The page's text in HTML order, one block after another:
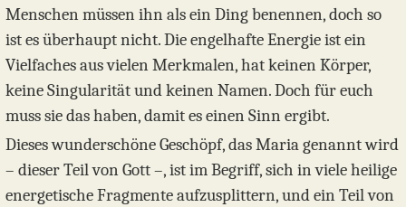
Menschen müssen ihn als ein Ding benennen, doch so
ist es überhaupt nicht. Die engelhafte Energie ist ein
Vielfaches aus vielen Merkmalen, hat keinen Körper,
keine Singularität und keinen Namen. Doch für euch
muss sie das haben, damit es einen Sinn ergibt.
Dieses wunderschöne Geschöpf, das Maria genannt wird
– dieser Teil von Gott –, ist im Begriff, sich in viele heilige
energetische Fragmente aufzusplittern, und ein Teil von